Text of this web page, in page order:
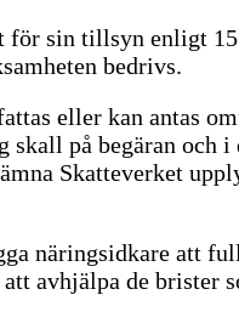
för sin tillsyn enligt
bedrivs.
eller kan antas
skall på begäran och
Skatteverket
näringsidkare att
avhjälpa de brister